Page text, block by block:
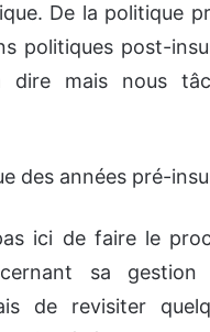
De la politique
politiques post-
dire mais nous
des années pré-
ici de faire le
sa
de revisiter